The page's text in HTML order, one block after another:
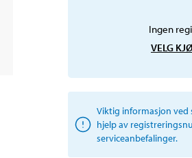
Ingen
VELG
Viktig informasjon ved
hjelp av
serviceanbefalinger.